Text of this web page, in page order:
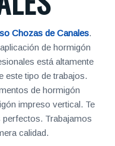
Chozas de Canales.
de hormigón
está altamente
este tipo de trabajos.
de hormigón
impreso vertical. Te
Trabajamos
calidad.